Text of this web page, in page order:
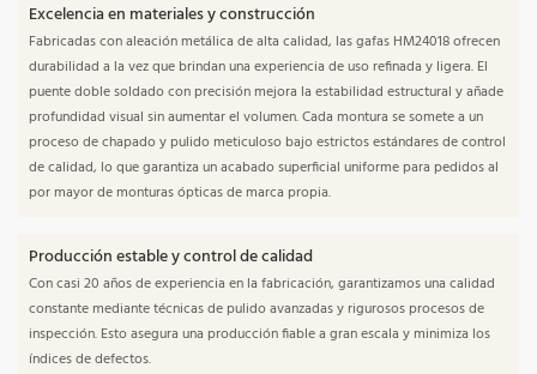
Excelencia en materiales y construcción
Fabricadas con aleación metálica de alta calidad, las gafas HM24018 ofrecen
durabilidad a la vez que brindan una experiencia de uso refinada y ligera. El
puente doble soldado con precisión mejora la estabilidad estructural y añade
profundidad visual sin aumentar el volumen. Cada montura se somete a un
proceso de chapado y pulido meticuloso bajo estrictos estándares de control
de calidad, lo que garantiza un acabado superficial uniforme para pedidos al
por mayor de monturas ópticas de marca propia.
Producción estable y control de calidad
Con casi 20 años de experiencia en la fabricación, garantizamos una calidad
constante mediante técnicas de pulido avanzadas y rigurosos procesos de
inspección. Esto asegura una producción fiable a gran escala y minimiza los
índices de defectos.